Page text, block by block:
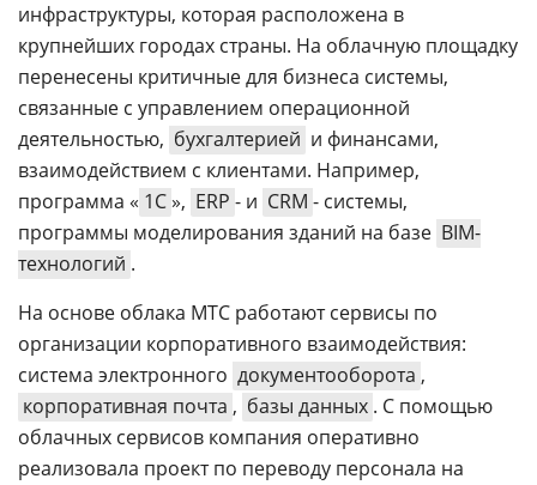
инфраструктуры, которая расположена в
крупнейших городах страны. На облачную площадку
перенесены критичные для бизнеса системы,
связанные с управлением операционной
деятельностью, бухгалтерией и финансами,
взаимодействием с клиентами. Например,
программа « 1С», ERP - и CRM - системы,
программы моделирования зданий на базе BIM-
технологий .
На основе облака МТС работают сервисы по
организации корпоративного взаимодействия:
система электронного документооборота ,
корпоративная почта , базы данных . С помощью
облачных сервисов компания оперативно
реализовала проект по переводу персонала на